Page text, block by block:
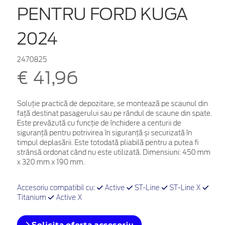
PENTRU FORD KUGA
2024
2470825
€ 41,96
Soluție practică de depozitare, se montează pe scaunul din
față destinat pasagerului sau pe rândul de scaune din spate.
Este prevăzută cu funcție de închidere a centurii de
siguranță pentru potrivirea în siguranță și securizată în
timpul deplasării. Este totodată pliabilă pentru a putea fi
strânsă ordonat când nu este utilizată. Dimensiuni: 450 mm
x 320 mm x 190 mm.
Accesoriu compatibil cu: Active ST-Line
ST-Line X
Titanium
Active X